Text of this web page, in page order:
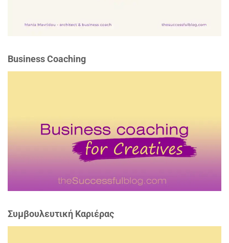
Business Coaching
Συμβουλευτική Καριέρας